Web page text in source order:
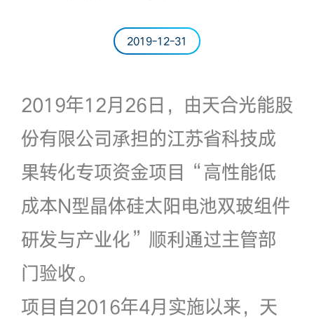
2019-12-31
2019年12月26日，由天合光能股
份有限公司承担的江苏省科技成
果转化专项资金项目“高性能低
成本N型晶体硅太阳电池双玻组件
研发与产业化”顺利通过主管部
门验收。
项目自2016年4月实施以来，天